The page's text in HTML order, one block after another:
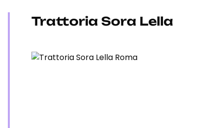
Trattoria Sora Lella